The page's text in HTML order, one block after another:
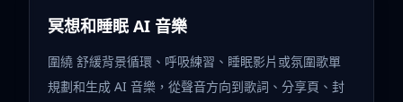
冥想和睡眠 AI 音樂
圍繞 舒緩背景循環、呼吸練習、睡眠影片或氛圍歌單
規劃和生成 AI 音樂，從聲音方向到歌詞、分享頁、封